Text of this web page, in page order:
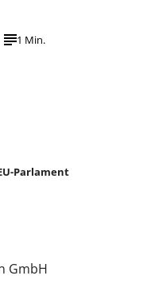
1 Min.
Parlament
GmbH